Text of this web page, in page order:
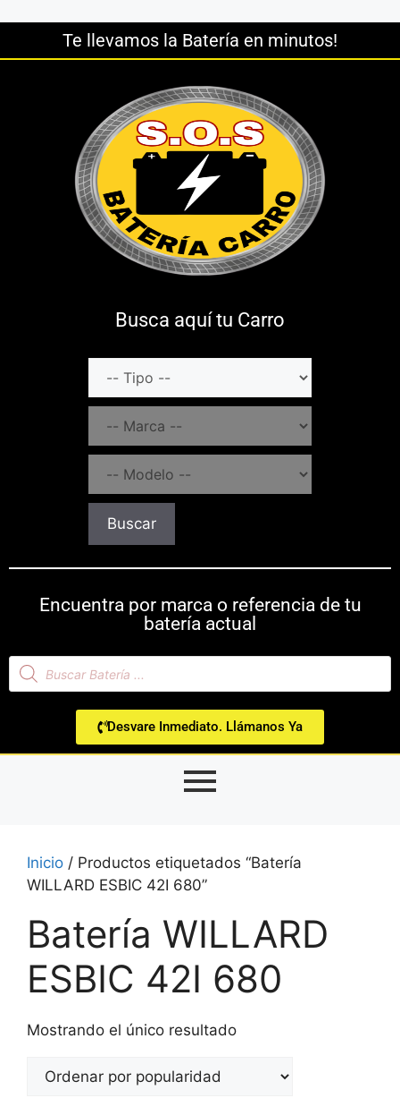
Te llevamos la Batería en minutos!
Busca aquí tu Carro
Buscar
Encuentra por marca o referencia de tu
batería actual
Desvare Inmediato. Llámanos Ya
Inicio / Productos etiquetados “Batería
WILLARD ESBIC 42I 680”
Batería WILLARD
ESBIC 42I 680
Mostrando el único resultado